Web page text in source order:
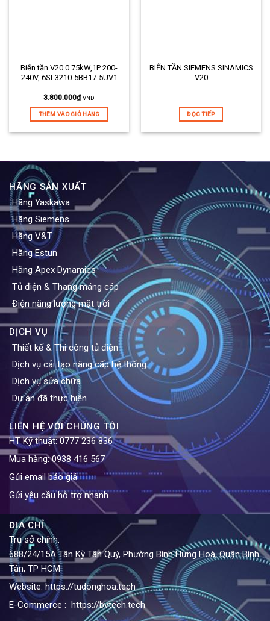
Biến tần V20 0.75kW,1P 200-
240V, 6SL3210-5BB17-5UV1
3.800.000₫ VNĐ
THÊM VÀO GIỎ HÀNG
BIẾN TẦN SIEMENS SINAMICS
V20
ĐỌC TIẾP
HÃNG SẢN XUẤT
Hãng Yaskawa
Hãng Siemens
Hãng V&T
Hãng Estun
Hãng Apex Dynamics
Tủ điện & Thang máng cáp
Điện năng lượng mặt trời
DỊCH VỤ
Thiết kế & Thi công tủ điện
Dịch vụ cải tạo nâng cấp hệ thống
Dịch vụ sửa chữa
Dự án đã thực hiện
LIÊN HỆ VỚI CHÚNG TÔI
HT Kỹ thuật:0777 236 836
Mua hàng:0938 416 567
Gửi email báo giá
Gửi yêu cầu hỗ trợ nhanh
ĐỊA CHỈ
Trụ sở chính:
688/24/15A Tân Kỳ Tân Quý, Phường Bình Hưng Hoà, Quận Bình
Tân, TP HCM
Website: https://tudonghoa.tech
E-Commerce : https://bvtech.tech